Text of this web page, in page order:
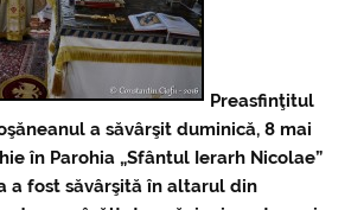
Preasfinţitul
a săvârşit duminică, 8 mai
în Parohia „Sfântul Ierarh Nicolae”
a fost săvârşită în altarul din